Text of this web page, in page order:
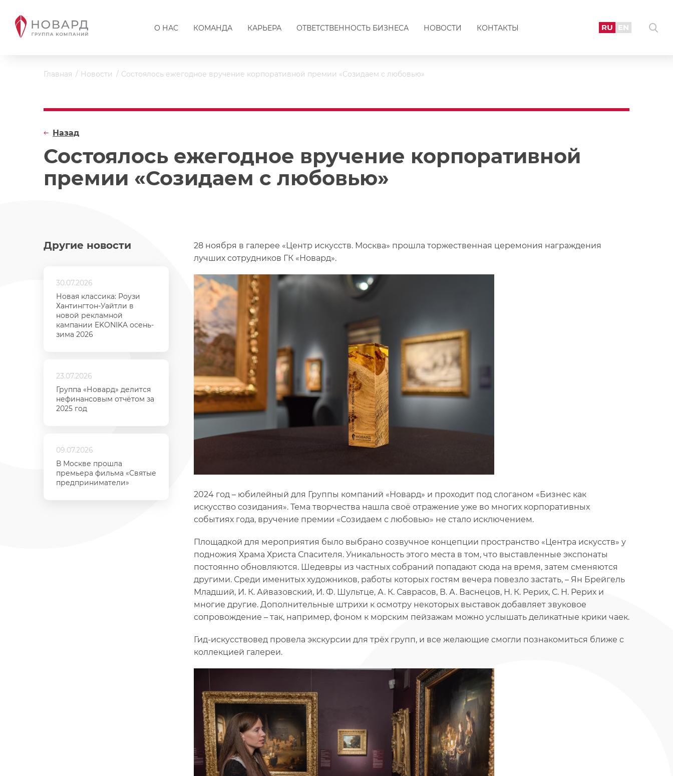
О НАС КОМАНДА КАРЬЕРА ОТВЕТСТВЕННОСТЬ БИЗНЕСА НОВОСТИ КОНТАКТЫ RU EN
Главная Новости Состоялось ежегодное вручение корпоративной премии «Созидаем с любовью»
Состоялось ежегодное вручение корпоративной
премии «Созидаем с любовью»
Назад
Другие новости
30.07.2026
Новая классика: Роузи
Хантингтон-Уайтли в
новой рекламной
кампании EKONIKA осень-
зима 2026
23.07.2026
Группа «Новард» делится
нефинансовым отчётом за
2025 год
09.07.2026
В Москве прошла
премьера фильма «Святые
предприниматели»
28 ноября в галерее «Центр искусств. Москва» прошла торжественная церемония награждения
лучших сотрудников ГК «Новард».
2024 год – юбилейный для Группы компаний «Новард» и проходит под слоганом «Бизнес как
искусство созидания». Тема творчества нашла своё отражение уже во многих корпоративных
событиях года, вручение премии «Созидаем с любовью» не стало исключением.
Площадкой для мероприятия было выбрано созвучное концепции пространство «Центра искусств» у
подножия Храма Христа Спасителя. Уникальность этого места в том, что выставленные экспонаты
постоянно обновляются. Шедевры из частных собраний попадают сюда на время, затем сменяются
другими. Среди именитых художников, работы которых гостям вечера повезло застать, – Ян Брейгель
Младший, И. К. Айвазовский, И. Ф. Шультце, А. К. Саврасов, В. А. Васнецов, Н. К. Рерих, С. Н. Рерих и
многие другие. Дополнительные штрихи к осмотру некоторых выставок добавляет звуковое
сопровождение – так, например, фоном к морским пейзажам можно услышать деликатные крики чаек.
Гид-искусствовед провела экскурсии для трёх групп, и все желающие смогли познакомиться ближе с
коллекцией галереи.